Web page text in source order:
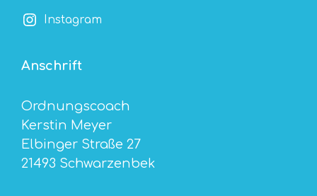
Instagram
Anschrift
Ordnungscoach
Kerstin Meyer
Elbinger Straße 27
21493 Schwarzenbek